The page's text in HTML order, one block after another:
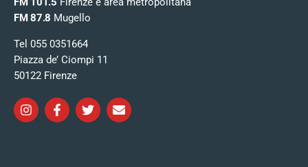
FM 87.8 Mugello
Tel 055 0351664
Piazza de’ Ciompi 11
50122 Firenze